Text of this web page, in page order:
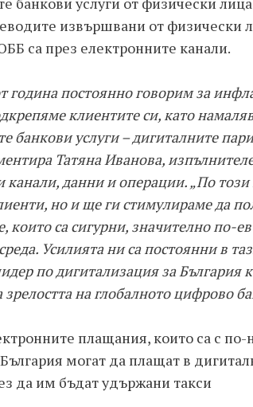
извършвани от физически
са през електронните канали.
година постоянно говорим за
клиентите си, като
банкови услуги – дигиталните
Татяна Иванова,
канали, данни и операции. „По
но и ще ги стимулираме да
които са сигурни, значително по-
Усилията ни са постоянни в
по дигитализация за България
на глобалното цифрово
плащания, които са с
могат да плащат в
да им бъдат удържани такси